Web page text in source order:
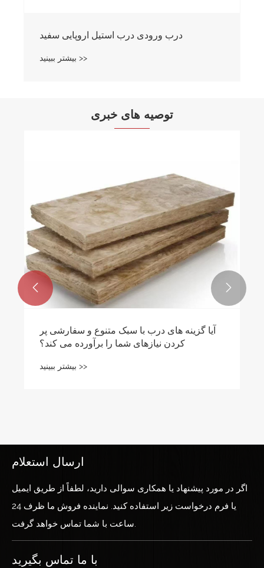
درب ورودی درب استیل اروپایی سفید
بیشتر ببینید >>
توصیه های خبری
آیا گزینه های درب با سبک متنوع و سفارشی پر
کردن نیازهای شما را برآورده می کند؟
بیشتر ببینید >>
 
ارسال استعلام
اگر در مورد پیشنهاد یا همکاری سوالی دارید، لطفاً از طریق ایمیل
یا فرم درخواست زیر استفاده کنید. نماینده فروش ما ظرف 24
ساعت با شما تماس خواهد گرفت.
با ما تماس بگیرید